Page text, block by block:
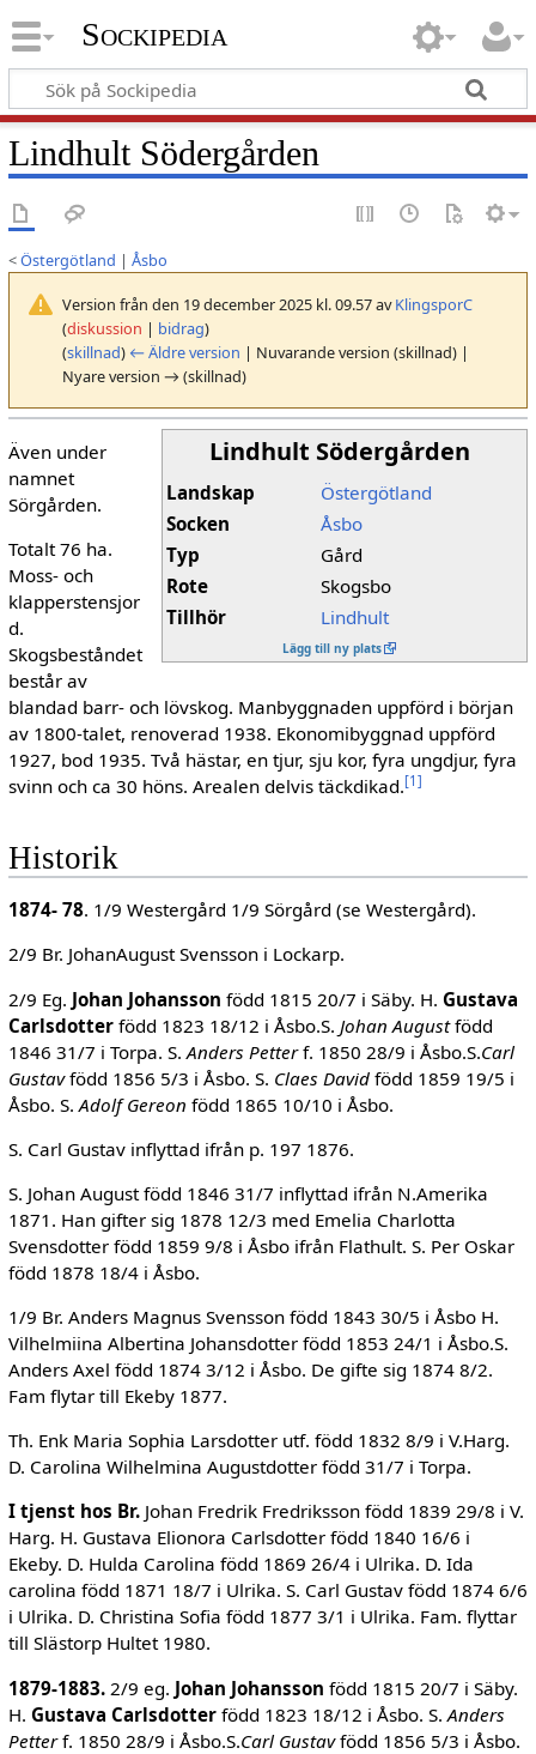
Sockipedia
Lindhult Södergården
<Östergötland | Åsbo
Version från den 19 december 2025 kl. 09.57 avKlingsporC
(diskussion | bidrag)
(skillnad) ← Äldre version | Nuvarande version (skillnad) |
Nyare version → (skillnad)
Lindhult Södergården
Landskap
Östergötland
Socken
Åsbo
Typ
Gård
Rote
Skogsbo
Tillhör
Lindhult
Lägg till ny plats
Även under
namnet
Sörgården.
Totalt 76 ha.
Moss- och
klapperstensjor
d.
Skogsbeståndet
består av
blandad barr- och lövskog. Manbyggnaden uppförd i början
av 1800-talet, renoverad 1938. Ekonomibyggnad uppförd
1927, bod 1935. Två hästar, en tjur, sju kor, fyra ungdjur, fyra
svinn och ca 30 höns. Arealen delvis täckdikad.[1 ]
Historik
1874- 78. 1/9 Westergård 1/9 Sörgård (se Westergård).
2/9 Br. JohanAugust Svensson i Lockarp.
2/9 Eg. Johan Johansson född 1815 20/7 i Säby. H. Gustava
Carlsdotterfödd 1823 18/12 i Åsbo.S. Johan Augustfödd
1846 31/7 i Torpa. S. Anders Petterf. 1850 28/9 i Åsbo.S.Carl
Gustavfödd 1856 5/3 i Åsbo. S. Claes Davidfödd 1859 19/5 i
Åsbo. S. Adolf Gereon född 1865 10/10 i Åsbo.
S. Carl Gustav inflyttad ifrån p. 197 1876.
S. Johan August född 1846 31/7 inflyttad ifrån N.Amerika
1871. Han gifter sig 1878 12/3 med Emelia Charlotta
Svensdotter född 1859 9/8 i Åsbo ifrån Flathult. S. Per Oskar
född 1878 18/4 i Åsbo.
1/9 Br. Anders Magnus Svensson född 1843 30/5 i Åsbo H.
Vilhelmiina Albertina Johansdotter född 1853 24/1 i Åsbo.S.
Anders Axel född 1874 3/12 i Åsbo. De gifte sig 1874 8/2.
Fam flytar till Ekeby 1877.
Th. Enk Maria Sophia Larsdotter utf. född 1832 8/9 i V.Harg.
D. Carolina Wilhelmina Augustdotter född 31/7 i Torpa.
I tjenst hos Br.Johan Fredrik Fredriksson född 1839 29/8 i V.
Harg. H. Gustava Elionora Carlsdotter född 1840 16/6 i
Ekeby. D. Hulda Carolina född 1869 26/4 i Ulrika. D. Ida
carolina född 1871 18/7 i Ulrika. S. Carl Gustav född 1874 6/6
i Ulrika. D. Christina Sofia född 1877 3/1 i Ulrika. Fam. flyttar
till Slästorp Hultet 1980.
1879-1883.2/9 eg. Johan Johansson född 1815 20/7 i Säby.
H. Gustava Carlsdotterfödd 1823 18/12 i Åsbo. S. Anders
Petterf. 1850 28/9 i Åsbo.S.Carl Gustavfödd 1856 5/3 i Åsbo.